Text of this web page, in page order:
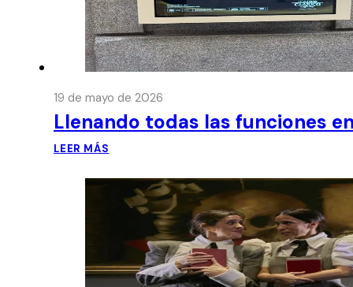
19 de mayo de 2026
Llenando todas las funciones
LEER MÁS